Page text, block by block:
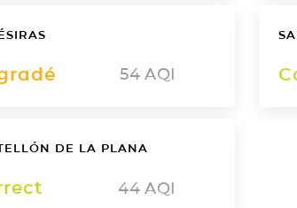
54 AQI
DE LA PLANA
44 AQI